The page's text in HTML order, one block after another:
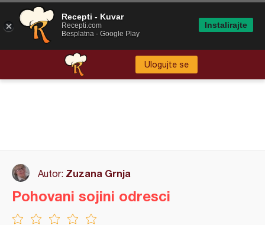
Ulogujte se
Autor: Zuzana Grnja
Pohovani sojini odresci
Recepti - Kuvar
Recepti.com
Besplatna - Google Play
Instalirajte